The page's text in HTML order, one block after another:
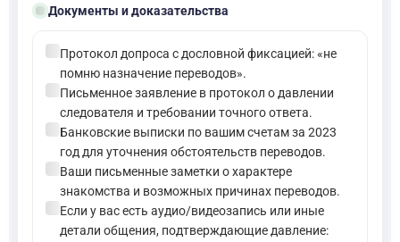
folder_openДокументы и доказательства
Протокол допроса с дословной фиксацией: «не
помню назначение переводов».
Письменное заявление в протокол о давлении
следователя и требовании точного ответа.
Банковские выписки по вашим счетам за 2023
год для уточнения обстоятельств переводов.
Ваши письменные заметки о характере
знакомства и возможных причинах переводов.
Если у вас есть аудио/видеозапись или иные
детали общения, подтверждающие давление: